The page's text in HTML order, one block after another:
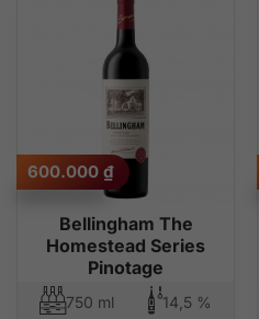
Bellingham The
Homestead Series
Pinotage
600.000 ₫
750 ml 14,5 %